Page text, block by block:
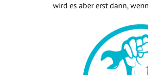
wird es aber erst dann,